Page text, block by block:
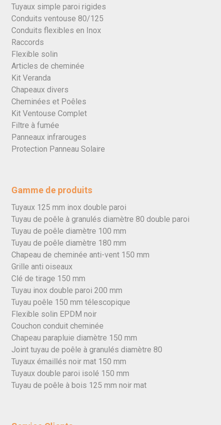
Tuyaux simple paroi rigides
Conduits ventouse 80/125
Conduits flexibles en Inox
Raccords
Flexible solin
Articles de cheminée
Kit Veranda
Chapeaux divers
Cheminées et Poêles
Kit Ventouse Complet
Filtre à fumée
Panneaux infrarouges
Protection Panneau Solaire
Gamme de produits
Tuyaux 125 mm inox double paroi
Tuyau de poêle à granulés diamètre 80 double paroi
Tuyau de poêle diamètre 100 mm
Tuyau de poêle diamètre 180 mm
Chapeau de cheminée anti-vent 150 mm
Grille anti oiseaux
Clé de tirage 150 mm
Tuyau inox double paroi 200 mm
Tuyau poêle 150 mm télescopique
Flexible solin EPDM noir
Couchon conduit cheminée
Chapeau parapluie diamètre 150 mm
Joint tuyau de poêle à granulés diamètre 80
Tuyaux émaillés noir mat 150 mm
Tuyaux double paroi isolé 150 mm
Tuyau de poêle à bois 125 mm noir mat